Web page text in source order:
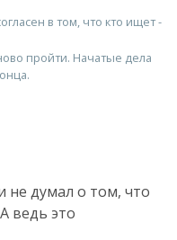
в том, что кто ищет -
пройти. Начатые дела
не думал о том, что
ведь это